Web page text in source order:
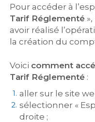
Pour accéder à
Tarif Réglementé
avoir réalisé
la création du
Voici comment
Tarif Réglementé :
aller sur le site
sélectionner «
droite ;